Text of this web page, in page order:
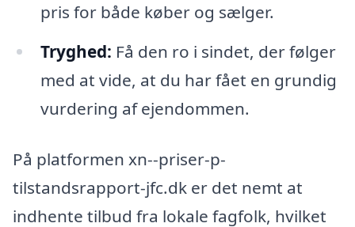
pris for både køber og sælger.
Tryghed: Få den ro i sindet, der følger
med at vide, at du har fået en grundig
vurdering af ejendommen.
På platformen xn--priser-p-
tilstandsrapport-jfc.dk er det nemt at
indhente tilbud fra lokale fagfolk, hvilket